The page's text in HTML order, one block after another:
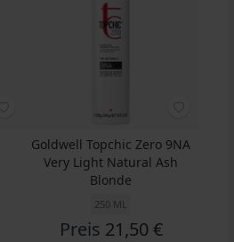
Goldwell Topchic Zero 9NA
Very Light Natural Ash
Blonde
250 ML
Preis 21,50 €